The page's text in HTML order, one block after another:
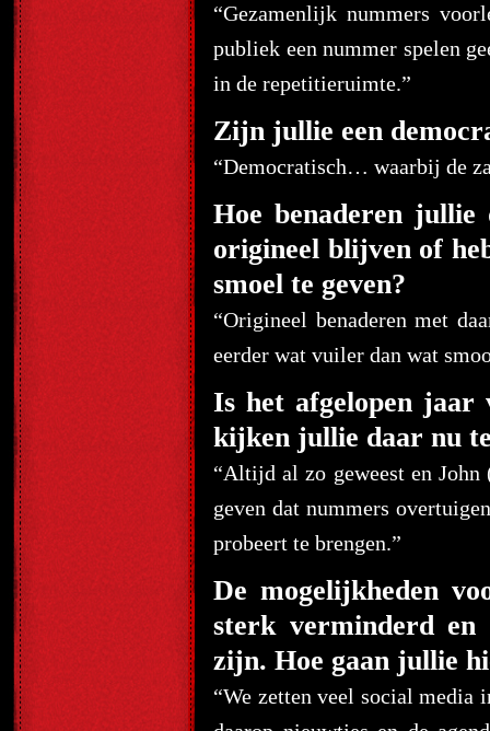
“Gezamenlijk nummers
publiek een nummer spelen
in de repetitieruimte.”
Zijn jullie een
“Democratisch… waarbij de
Hoe benaderen
origineel blijven of
smoel te geven?
“Origineel benaderen met
eerder wat vuiler dan wat
Is het afgelopen jaar
kijken jullie daar nu
“Altijd al zo geweest en John
geven dat nummers
probeert te brengen.”
De mogelijkheden
sterk verminderd en
zijn. Hoe gaan jullie
“We zetten veel social media